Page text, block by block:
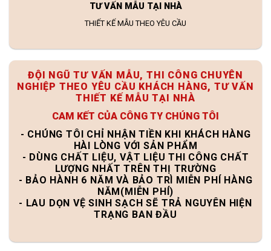
TƯ VẤN MẪU TẠI NHÀ
THIẾT KẾ MẪU THEO YÊU CẦU
ĐỘI NGŨ TƯ VẤN MẪU, THI CÔNG CHUYÊN
NGHIỆP THEO YÊU CẦU KHÁCH HÀNG, TƯ VẤN
THIẾT KẾ MẪU TẠI NHÀ
CAM KẾT CỦA CÔNG TY CHÚNG TÔI
- CHÚNG TÔI CHỈ NHẬN TIỀN KHI KHÁCH HÀNG
HÀI LÒNG VỚI SẢN PHẨM
- DÙNG CHẤT LIỆU, VẬT LIỆU THI CÔNG CHẤT
LƯỢNG NHẤT TRÊN THỊ TRƯỜNG
- BẢO HÀNH 6 NĂM VÀ BẢO TRÌ MIỄN PHÍ HÀNG
NĂM(MIỄN PHÍ)
- LAU DỌN VỆ SINH SẠCH SẼ TRẢ NGUYÊN HIỆN
TRẠNG BAN ĐẦU